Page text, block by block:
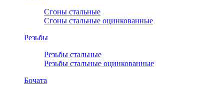
Сгоны стальные
Сгоны стальные оцинкованные
Резьбы
Резьбы стальные
Резьбы стальные оцинкованные
Бочата